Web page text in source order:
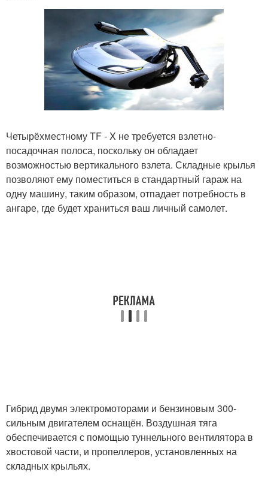
Четырёхместному TF - X не требуется взлетно-
посадочная полоса, поскольку он обладает
возможностью вертикального взлета. Складные крылья
позволяют ему поместиться в стандартный гараж на
одну машину, таким образом, отпадает потребность в
ангаре, где будет храниться ваш личный самолет.
Гибрид двумя электромоторами и бензиновым 300-
сильным двигателем оснащён. Воздушная тяга
обеспечивается с помощью туннельного вентилятора в
хвостовой части, и пропеллеров, установленных на
складных крыльях.